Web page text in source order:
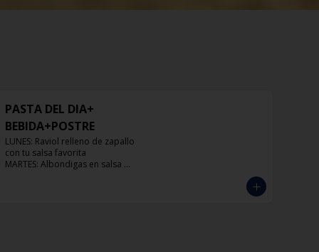
PASTA DEL DIA+
BEBIDA+POSTRE
LUNES: Raviol relleno de zapallo
con tu salsa favorita
MARTES: Albondigas en salsa